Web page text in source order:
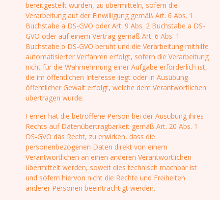
bereitgestellt wurden, zu übermitteln, sofern die
Verarbeitung auf der Einwilligung gemäß Art. 6 Abs. 1
Buchstabe a DS-GVO oder Art. 9 Abs. 2 Buchstabe a DS-
GVO oder auf einem Vertrag gemäß Art. 6 Abs. 1
Buchstabe b DS-GVO beruht und die Verarbeitung mithilfe
automatisierter Verfahren erfolgt, sofern die Verarbeitung
nicht für die Wahrnehmung einer Aufgabe erforderlich ist,
die im öffentlichen Interesse liegt oder in Ausübung
öffentlicher Gewalt erfolgt, welche dem Verantwortlichen
übertragen wurde.
Ferner hat die betroffene Person bei der Ausübung ihres
Rechts auf Datenübertragbarkeit gemäß Art. 20 Abs. 1
DS-GVO das Recht, zu erwirken, dass die
personenbezogenen Daten direkt von einem
Verantwortlichen an einen anderen Verantwortlichen
übermittelt werden, soweit dies technisch machbar ist
und sofern hiervon nicht die Rechte und Freiheiten
anderer Personen beeinträchtigt werden.